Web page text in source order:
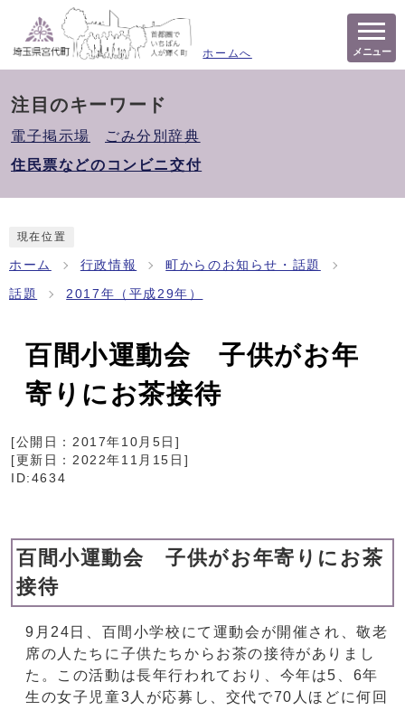
ホームへ メニュー
注目のキーワード
電子掲示場
ごみ分別辞典
住民票などのコンビニ交付
現在位置
ホーム 行政情報 町からのお知らせ・話題
話題 2017年（平成29年）
百間小運動会 子供がお年
寄りにお茶接待
[公開日： 2017年10月5日 ]
[更新日： 2022年11月15日 ]
ID:4634
百間小運動会 子供がお年寄りにお茶
接待
9月24日、百間小学校にて運動会が開催され、敬老
席の人たちに子供たちからお茶の接待がありまし
た。この活動は長年行われており、今年は5、6年
生の女子児童3人が応募し、交代で70人ほどに何回